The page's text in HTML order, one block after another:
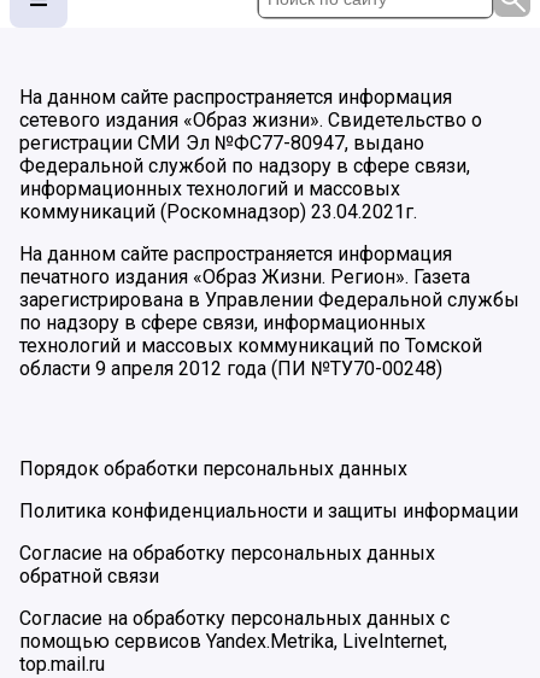
На данном сайте распространяется информация
сетевого издания «Образ жизни». Свидетельство о
регистрации СМИ Эл №ФС77-80947, выдано
Федеральной службой по надзору в сфере связи,
информационных технологий и массовых
коммуникаций (Роскомнадзор) 23.04.2021г.
На данном сайте распространяется информация
печатного издания «Образ Жизни. Регион». Газета
зарегистрирована в Управлении Федеральной службы
по надзору в сфере связи, информационных
технологий и массовых коммуникаций по Томской
области 9 апреля 2012 года (ПИ №ТУ70-00248)
Порядок обработки персональных данных
Политика конфиденциальности и защиты информации
Согласие на обработку персональных данных
обратной связи
Согласие на обработку персональных данных с
помощью сервисов Yandex.Metrika, LiveInternet,
top.mail.ru